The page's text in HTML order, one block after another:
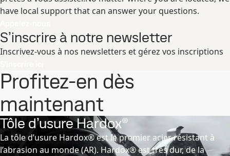
have local support that can answer your questions.
S’inscrire à notre newsletter
Inscrivez-vous à nos newsletters et gérez vos inscriptions
Profitez-en dès
maintenant
Tôle d’usure Hardox®
La tôle d’usure Hardox® est le premier acier résistant à
l’abrasion au monde (AR). Hardox® est très dur, de la